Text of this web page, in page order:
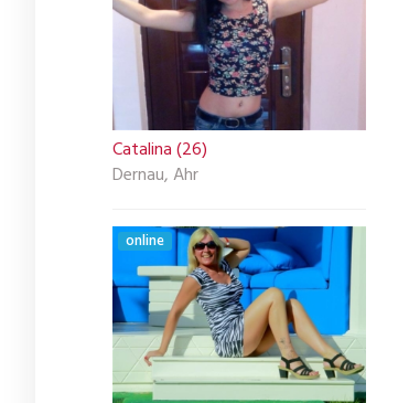
Catalina (26)
Dernau, Ahr
online